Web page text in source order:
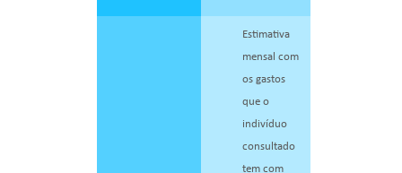
Estimativa
mensal com
os gastos
que o
indivíduo
consultado
tem com